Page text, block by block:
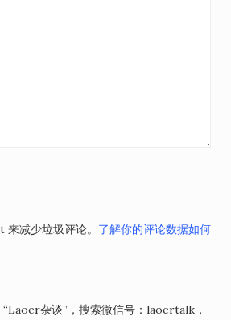
减少垃圾评论。 了解你的评论数据如何
杂谈”，搜索微信号：laoertalk，